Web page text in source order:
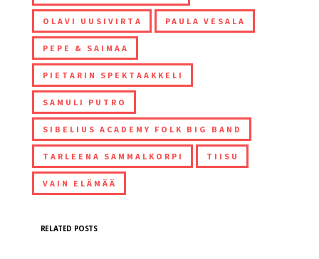
OLAVI UUSIVIRTA PAULA VESALA
PEPE & SAIMAA
PIETARIN SPEKTAAKKELI
SAMULI PUTRO
SIBELIUS ACADEMY FOLK BIG BAND
TARLEENA SAMMALKORPI TIISU
VAIN ELÄMÄÄ
RELATED POSTS